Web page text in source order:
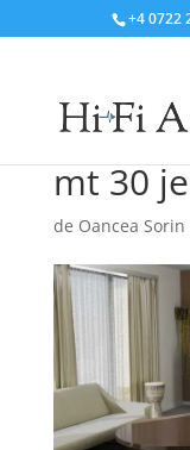
+4 0722
mt 30
de Oancea Sorin